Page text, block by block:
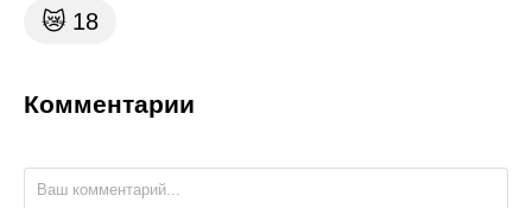
😿 18
Комментарии